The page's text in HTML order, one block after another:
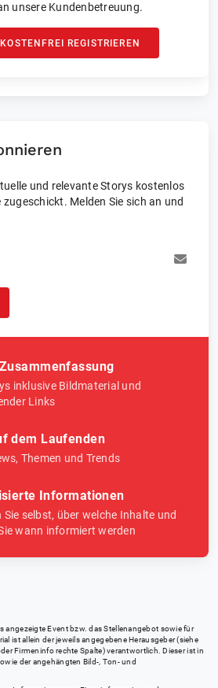
unsere Kundenbetreuung.
REGISTRIEREN
und relevante Storys kostenlos
Melden Sie sich an und
inklusive Bildmaterial und
Links
dem Laufenden
Themen und Trends
Informationen
Sie selbst, über welche Inhalte und
wann informiert werden
angezeigte Event bzw. das Stellenangebot sowie für
ist allein der jeweils angegebene Herausgeber (siehe
Firmeninfo rechte Spalte) verantwortlich. Dieser ist in
der angehängten Bild-, Ton- und